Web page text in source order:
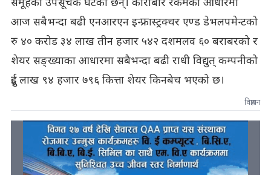
समूहको उपसूचक घटेका छन्। कारोबार रकमका आधारमा
आज सबैभन्दा बढी एनआरएन इन्फ्रास्ट्रक्चर एण्ड डेभलपमेन्टको
रु ४० करोड ३४ लाख तीन हजार ५४२ दशमलव ६० बराबरको र
शेयर सङ्ख्याका आधारमा सबैभन्दा बढी राधी विद्युत् कम्पनीको
दुई लाख ९४ हजार ७९६ कित्ता शेयर किनबेच भएको छ।
विज्ञापन